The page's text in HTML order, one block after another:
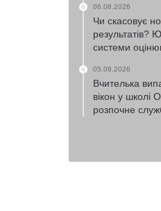
06.08.2026
Чи скасовує
результатів?
системи
05.08.2026
Вчителька
вікон у школі
розпочне